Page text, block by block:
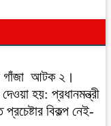
গাঁজা আটক ২।
হয়: প্রধানমন্ত্রী
বিকল্প নেই-